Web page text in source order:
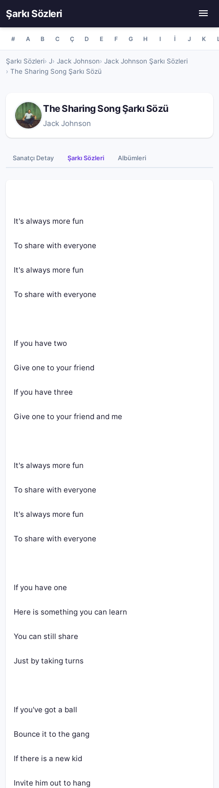
Şarkı Sözleri
# A B C Ç D E F G H I İ J K
Şarkı Sözleri J Jack Johnson
Jack Johnson Şarkı Sözleri
The Sharing Song Şarkı Sözü
The Sharing Song Şarkı Sözü
Jack Johnson
Sanatçı Detay Şarkı Sözleri Albümleri
It's always more fun
To share with everyone
It's always more fun
To share with everyone
If you have two
Give one to your friend
If you have three
Give one to your friend and me
It's always more fun
To share with everyone
It's always more fun
To share with everyone
If you have one
Here is something you can learn
You can still share
Just by taking turns
If you've got a ball
Bounce it to the gang
If there is a new kid
Invite him out to hang